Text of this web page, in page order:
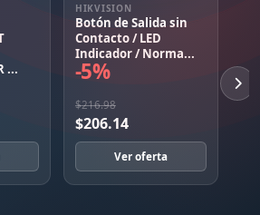
...
HIKVISION
Botón de Salida sin
Contacto / LED
Indicador / Norma...
-5%
$216.98
$206.14
Ver oferta
-